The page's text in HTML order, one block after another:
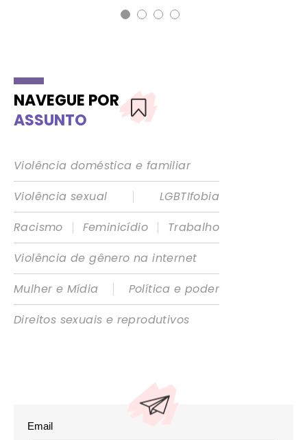
NAVEGUE POR
ASSUNTO
Violência doméstica e familiar
Violência sexual
|
LGBTIfobia
Racismo
| Feminicídio |
Trabalho
Violência de gênero na internet
Mulher e Mídia
|
Política e poder
Direitos sexuais e reprodutivos